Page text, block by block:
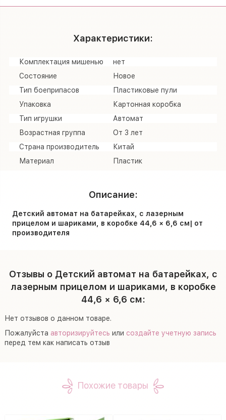
Характеристики:
Комплектация мишенью
нет
Состояние
Новое
Тип боеприпасов
Пластиковые пули
Упаковка
Картонная коробка
Тип игрушки
Автомат
Возрастная группа
От 3 лет
Страна производитель
Китай
Материал
Пластик
Описание:
Детский автомат на батарейках, с лазерным
прицелом и шариками, в коробке 44,6 × 6,6 см| от
производителя
Отзывы о Детский автомат на батарейках, с
лазерным прицелом и шариками, в коробке
44,6 × 6,6 см:
Нет отзывов о данном товаре.
Пожалуйста авторизируйтесь или создайте учетную запись
перед тем как написать отзыв
Похожие товары